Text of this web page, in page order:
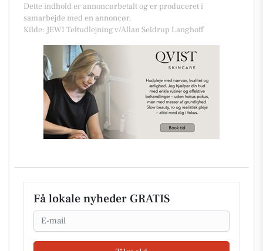
Dette indhold er annoncørbetalt og er produceret i
samarbejde med en annoncør.
Kilde: JEWI Teltudlejning v/Allan Seldrup Langhoff
Få lokale nyheder GRATIS
Email